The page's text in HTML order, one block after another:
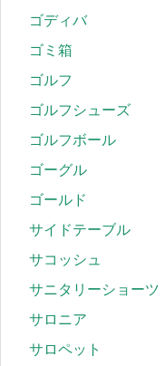
ゴディバ
ゴミ箱
ゴルフ
ゴルフシューズ
ゴルフボール
ゴーグル
ゴールド
サイドテーブル
サコッシュ
サニタリーショーツ
サロニア
サロペット